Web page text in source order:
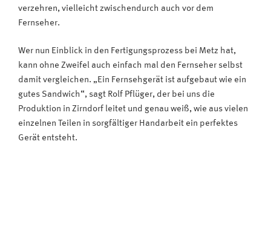
verzehren, vielleicht zwischendurch auch vor dem
Fernseher.
Wer nun Einblick in den Fertigungsprozess bei Metz hat,
kann ohne Zweifel auch einfach mal den Fernseher selbst
damit vergleichen. „Ein Fernsehgerät ist aufgebaut wie ein
gutes Sandwich“, sagt Rolf Pflüger, der bei uns die
Produktion in Zirndorf leitet und genau weiß, wie aus vielen
einzelnen Teilen in sorgfältiger Handarbeit ein perfektes
Gerät entsteht.